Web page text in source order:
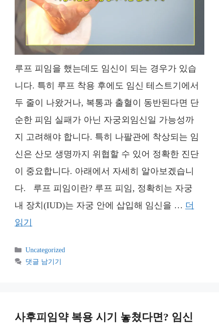
루프 피임을 했는데도 임신이 되는 경우가 있습
니다. 특히 루프 착용 후에도 임신 테스트기에서
두 줄이 나왔거나, 복통과 출혈이 동반된다면 단
순한 피임 실패가 아닌 자궁외임신일 가능성까
지 고려해야 합니다. 특히 나팔관에 착상되는 임
신은 산모 생명까지 위협할 수 있어 정확한 진단
이 중요합니다. 아래에서 자세히 알아보겠습니
다. 루프 피임이란? 루프 피임, 정확히는 자궁
내 장치(IUD)는 자궁 안에 삽입해 임신을 … 더
읽기
카
테
Uncategorized
댓글 남기기
사후피임약 복용 시기 놓쳤다면? 임신